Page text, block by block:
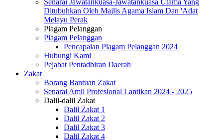
Ditubuhkan Oleh Majlis Agama Islam Dan 'Adat
Melayu Perak
Piagam Pelanggan
Piagam Pelanggan
Pencapaian Piagam Pelanggan 2024
Hubungi Kami
Pejabat Pentadbiran Daerah
Zakat
Borang Bantuan Zakat
Senarai Amil Profesional Lantikan 2024 - 2025
Dalil-dalil Zakat
Dalil Zakat 1
Dalil Zakat 2
Dalil Zakat 3
Dalil Zakat 4